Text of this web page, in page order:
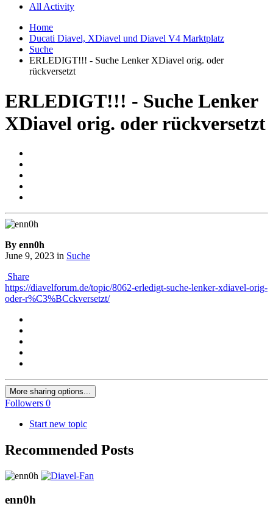
All Activity
Home
Ducati Diavel, XDiavel und Diavel V4 Marktplatz
Suche
ERLEDIGT!!! - Suche Lenker XDiavel orig. oder
rückversetzt
ERLEDIGT!!! - Suche Lenker
XDiavel orig. oder rückversetzt
By enn0h
June 9, 2023 in Suche
Share
https://diavelforum.de/topic/8062-erledigt-suche-lenker-xdiavel-orig-
oder-r%C3%BCckversetzt/
More sharing options...
Followers 0
Start new topic
Recommended Posts
enn0h